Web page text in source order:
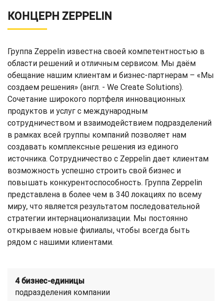
КОНЦЕРН ZEPPELIN
Группа Zeppelin известна своей компетентностью в
области решений и отличным сервисом. Мы даём
обещание нашим клиентам и бизнес-партнерам – «Мы
создаем решения» (англ. - We Create Solutions).
Сочетание широкого портфеля инновационных
продуктов и услуг с международным
сотрудничеством и взаимодействием подразделений
в рамках всей группы компаний позволяет нам
создавать комплексные решения из единого
источника. Сотрудничество с Zeppelin дает клиентам
возможность успешно строить свой бизнес и
повышать конкурентоспособность. Группа Zeppelin
представлена в более чем в 340 локациях по всему
миру, что является результатом последовательной
стратегии интернационализации. Мы постоянно
открываем новые филиалы, чтобы всегда быть
рядом с нашими клиентами.
4 бизнес-единицы
подразделения компании